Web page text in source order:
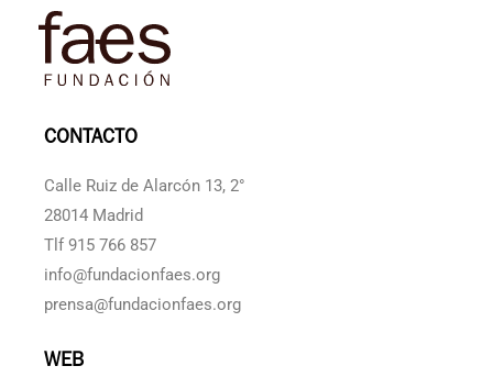
CONTACTO
Calle Ruiz de Alarcón 13, 2°
28014 Madrid
Tlf 915 766 857
info@fundacionfaes.org
prensa@fundacionfaes.org
WEB